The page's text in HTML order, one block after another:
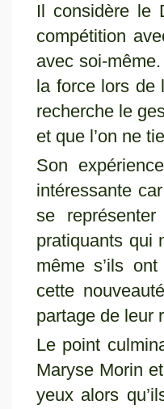
Il considère le
compétition
avec soi-
la force lors de
recherche le
et que l’on ne
Son
intéressante
se
pratiquants qui
même s’ils
cette
partage de leur
Le point
Maryse Morin
yeux alors